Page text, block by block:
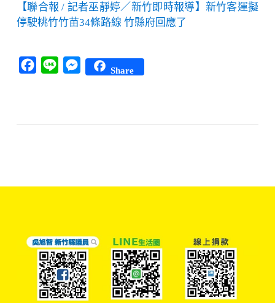
【聯合報 / 記者巫靜婷／新竹即時報導】新竹客運擬
停駛桃竹竹苗34條路線 竹縣府回應了
Facebook
Line Messenger
Share